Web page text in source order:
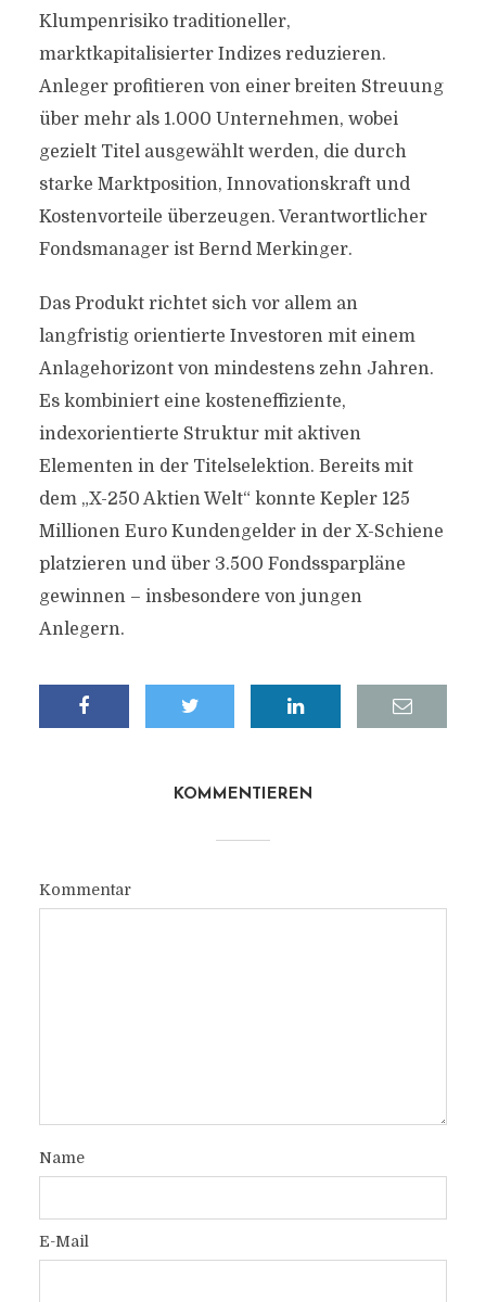
Klumpenrisiko traditioneller,
marktkapitalisierter Indizes reduzieren.
Anleger profitieren von einer breiten Streuung
über mehr als 1.000 Unternehmen, wobei
gezielt Titel ausgewählt werden, die durch
starke Marktposition, Innovationskraft und
Kostenvorteile überzeugen. Verantwortlicher
Fondsmanager ist Bernd Merkinger.
Das Produkt richtet sich vor allem an
langfristig orientierte Investoren mit einem
Anlagehorizont von mindestens zehn Jahren.
Es kombiniert eine kosteneffiziente,
indexorientierte Struktur mit aktiven
Elementen in der Titelselektion. Bereits mit
dem „X-250 Aktien Welt“ konnte Kepler 125
Millionen Euro Kundengelder in der X-Schiene
platzieren und über 3.500 Fondssparpläne
gewinnen – insbesondere von jungen
Anlegern.
KOMMENTIEREN
Kommentar
Name
E-Mail